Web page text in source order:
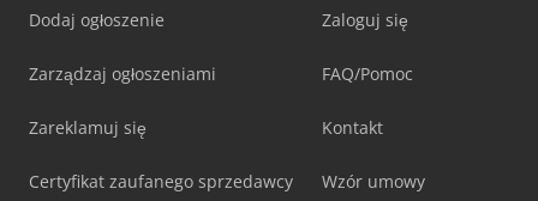
Dodaj ogłoszenie
Zarządzaj ogłoszeniami
Zareklamuj się
Certyfikat zaufanego sprzedawcy
Zaloguj się
FAQ/Pomoc
Kontakt
Wzór umowy